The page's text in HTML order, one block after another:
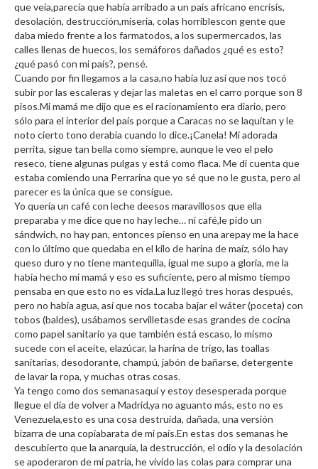
que veía,parecía que había arribado a un país africano encrisis,
desolación, destrucción,miseria, colas horriblescon gente que
daba miedo frente a los farmatodos, a los supermercados, las
calles llenas de huecos, los semáforos dañados ¿qué es esto?
¿qué pasó con mi país?, pensé.
Cuando por fin llegamos a la casa,no había luz así que nos tocó
subir por las escaleras y dejar las maletas en el carro porque son 8
pisos.Mi mamá me dijo que es el racionamiento era diario, pero
sólo para el interior del país porque a Caracas no se laquitan y le
noto cierto tono derabia cuando lo dice.¡Canela! Mi adorada
perrita, sigue tan bella como siempre, aunque le veo el pelo
reseco, tiene algunas pulgas y está como flaca. Me di cuenta que
estaba comiendo una Perrarina que yo sé que no le gusta, pero al
parecer es la única que se consigue.
Yo quería un café con leche deesos maravillosos que ella
preparaba y me dice que no hay leche… ni café,le pido un
sándwich, no hay pan, entonces pienso en una arepay me la hace
con lo último que quedaba en el kilo de harina de maíz, sólo hay
queso duro y no tiene mantequilla, igual me supo a gloria, me la
había hecho mi mamá y eso es suficiente, pero al mismo tiempo
pensaba en que esto no es vida.La luz llegó tres horas después,
pero no había agua, así que nos tocaba bajar el wáter (poceta) con
tobos (baldes), usábamos servilletasde esas grandes de cocina
como papel sanitario ya que también está escaso, lo mismo
sucede con el aceite, elazúcar, la harina de trigo, las toallas
sanitarias, desodorante, champú, jabón de bañarse, detergente
de lavar la ropa, y muchas otras cosas.
Ya tengo como dos semanasaquí y estoy desesperada porque
llegue el día de volver a Madrid,ya no aguanto más, esto no es
Venezuela,esto es una cosa destruida, dañada, una versión
bizarra de una copiabarata de mi país.En estas dos semanas he
descubierto que la anarquía, la destrucción, el odio y la desolación
se apoderaron de mi patria, he vivido las colas para comprar una